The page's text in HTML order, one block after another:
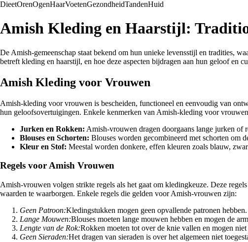
DieetOrenOgenHaarVoetenGezondheidTandenHuid
Amish Kleding en Haarstijl:
De Amish-gemeenschap staat bekend om hun unieke levensstijl en tradities,
betreft kleding en haarstijl, en hoe deze aspecten bijdragen aan hun geloof en
Amish Kleding voor Vrouwen
Amish-kleding voor vrouwen is bescheiden, functioneel en eenvoudig van
hun geloofsovertuigingen. Enkele kenmerken van Amish-kleding voor
Jurken en Rokken: Amish-vrouwen dragen doorgaans lange jurken of
Blouses en Schorten: Blouses worden gecombineerd met schorten om
Kleur en Stof: Meestal worden donkere, effen kleuren zoals blauw,
Regels voor Amish Vrouwen
Amish-vrouwen volgen strikte regels als het gaat om kledingkeuze. Deze
waarden te waarborgen. Enkele regels die gelden voor Amish-vrouwen zijn:
Geen Patroon:Kledingstukken mogen geen opvallende patronen
Lange Mouwen:Blouses moeten lange mouwen hebben en mogen de
Lengte van de Rok:Rokken moeten tot over de knie vallen en mogen
Geen Sieraden:Het dragen van sieraden is over het algemeen niet